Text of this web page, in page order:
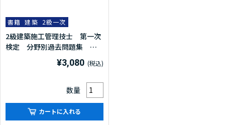
第10章 外装工事
第1節 ALCパネル張り
第2節 押出成形セメント板張り
第11章 仕上げ改修工事
第1節 防水改修工事
第2節 外壁改修工事
第3節 内装改修工事
書籍 建築 2級一次
2級建築施工管理技士 第一次
検定 分野別過去問題集
2026年度版(令和8年度版)
¥3,080
数量
カートに入れる